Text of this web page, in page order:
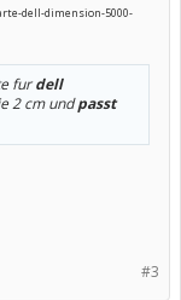
dell-dimension-5000-
furdell
2 cm undpasst
#3